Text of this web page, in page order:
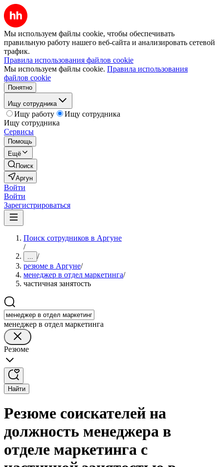
Мы используем файлы cookie, чтобы обеспечивать
правильную работу нашего веб-сайта и анализировать сетевой
трафик.
Правила использования файлов cookie
Мы используем файлы cookie. Правила использования
файлов cookie
Понятно
Ищу сотрудника
Ищу работу
Ищу сотрудника
Ищу сотрудника
Сервисы
Помощь
Ещё
Поиск
Аргун
Войти
Войти
Зарегистрироваться
Поиск сотрудников в Аргуне
/
... /
резюме в Аргуне/
менеджер в отдел маркетинга/
частичная занятость
менеджер в отдел маркетинга
Резюме
Найти
Резюме соискателей на
должность менеджера в
отделе маркетинга с